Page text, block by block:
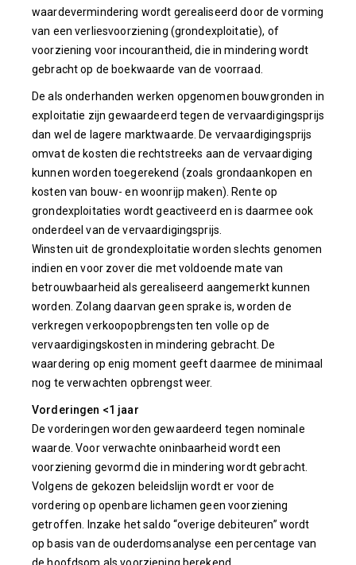
waardevermindering wordt gerealiseerd door de vorming
van een verliesvoorziening (grondexploitatie), of
voorziening voor incourantheid, die in mindering wordt
gebracht op de boekwaarde van de voorraad.
De als onderhanden werken opgenomen bouwgronden in
exploitatie zijn gewaardeerd tegen de vervaardigingsprijs
dan wel de lagere marktwaarde. De vervaardigingsprijs
omvat de kosten die rechtstreeks aan de vervaardiging
kunnen worden toegerekend (zoals grondaankopen en
kosten van bouw- en woonrijp maken). Rente op
grondexploitaties wordt geactiveerd en is daarmee ook
onderdeel van de vervaardigingsprijs.
Winsten uit de grondexploitatie worden slechts genomen
indien en voor zover die met voldoende mate van
betrouwbaarheid als gerealiseerd aangemerkt kunnen
worden. Zolang daarvan geen sprake is, worden de
verkregen verkoopopbrengsten ten volle op de
vervaardigingskosten in mindering gebracht. De
waardering op enig moment geeft daarmee de minimaal
nog te verwachten opbrengst weer.
Vorderingen <1 jaar
De vorderingen worden gewaardeerd tegen nominale
waarde. Voor verwachte oninbaarheid wordt een
voorziening gevormd die in mindering wordt gebracht.
Volgens de gekozen beleidslijn wordt er voor de
vordering op openbare lichamen geen voorziening
getroffen. Inzake het saldo “overige debiteuren” wordt
op basis van de ouderdomsanalyse een percentage van